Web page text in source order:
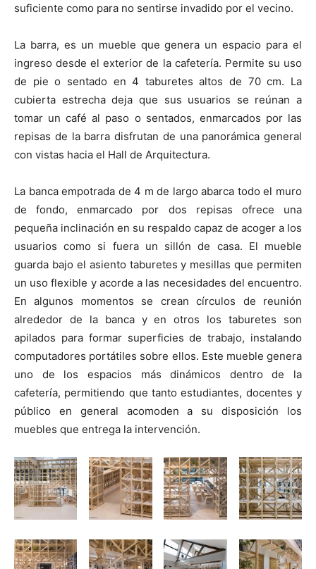
suficiente como para no sentirse invadido por el vecino.
La barra, es un mueble que genera un espacio para el
ingreso desde el exterior de la cafetería. Permite su uso
de pie o sentado en 4 taburetes altos de 70 cm. La
cubierta estrecha deja que sus usuarios se reúnan a
tomar un café al paso o sentados, enmarcados por las
repisas de la barra disfrutan de una panorámica general
con vistas hacia el Hall de Arquitectura.
La banca empotrada de 4 m de largo abarca todo el muro
de fondo, enmarcado por dos repisas ofrece una
pequeña inclinación en su respaldo capaz de acoger a los
usuarios como si fuera un sillón de casa. El mueble
guarda bajo el asiento taburetes y mesillas que permiten
un uso flexible y acorde a las necesidades del encuentro.
En algunos momentos se crean círculos de reunión
alrededor de la banca y en otros los taburetes son
apilados para formar superficies de trabajo, instalando
computadores portátiles sobre ellos. Este mueble genera
uno de los espacios más dinámicos dentro de la
cafetería, permitiendo que tanto estudiantes, docentes y
público en general acomoden a su disposición los
muebles que entrega la intervención.